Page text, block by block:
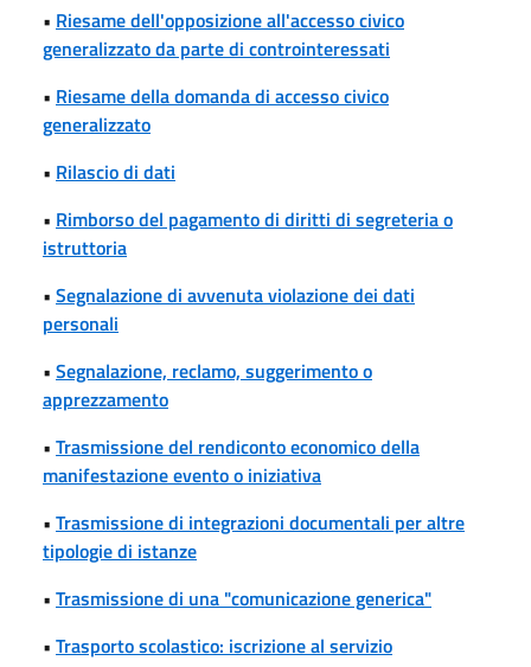
• Riesame dell'opposizione all'accesso civico
generalizzato da parte di controinteressati
• Riesame della domanda di accesso civico
generalizzato
• Rilascio di dati
• Rimborso del pagamento di diritti di segreteria o
istruttoria
• Segnalazione di avvenuta violazione dei dati
personali
• Segnalazione, reclamo, suggerimento o
apprezzamento
• Trasmissione del rendiconto economico della
manifestazione evento o iniziativa
• Trasmissione di integrazioni documentali per altre
tipologie di istanze
• Trasmissione di una "comunicazione generica"
• Trasporto scolastico: iscrizione al servizio